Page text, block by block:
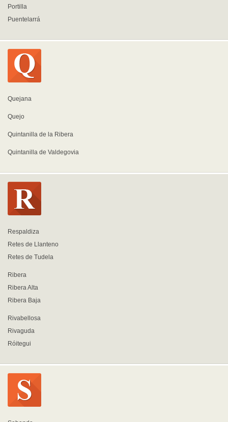
Portilla
Puentelarrá
Quejana
Quejo
Quintanilla de la Ribera
Quintanilla de Valdegovia
Respaldiza
Retes de Llanteno
Retes de Tudela
Ribera
Ribera Alta
Ribera Baja
Rivabellosa
Rivaguda
Róitegui